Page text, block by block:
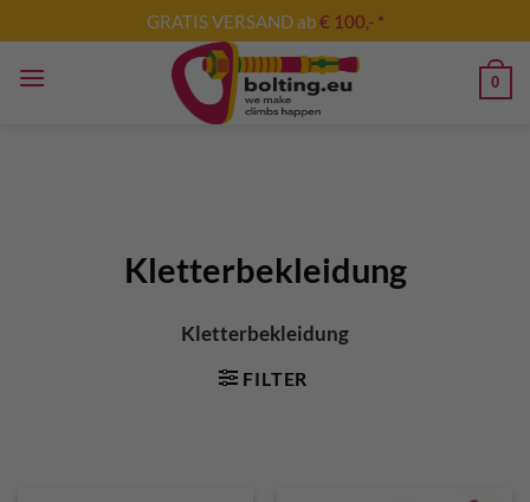
Inhalt
springen
GRATIS VERSAND ab€ 100,- *
0
Kletterbekleidung
Kletterbekleidung
FILTER